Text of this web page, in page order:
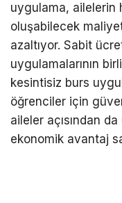
uygulama, ailelerin
oluşabilecek
azaltıyor. Sabit
uygulamalarının
kesintisiz burs
öğrenciler için
aileler açısından
ekonomik avantaj